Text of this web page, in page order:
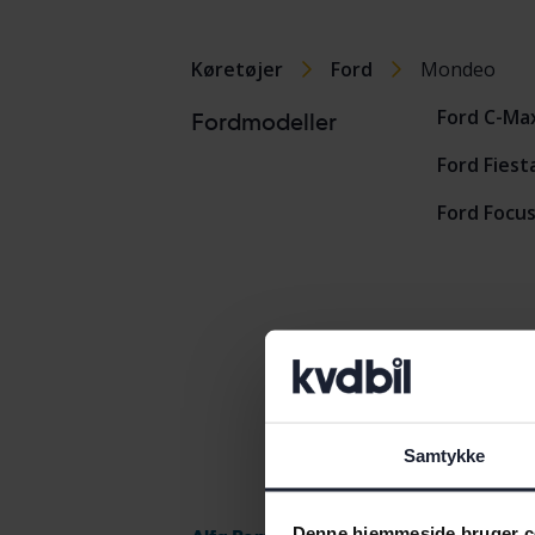
Samtykke
Køretøjer Ford Mondeo
Fordmodeller
Ford C-
Ford
Ford Focus